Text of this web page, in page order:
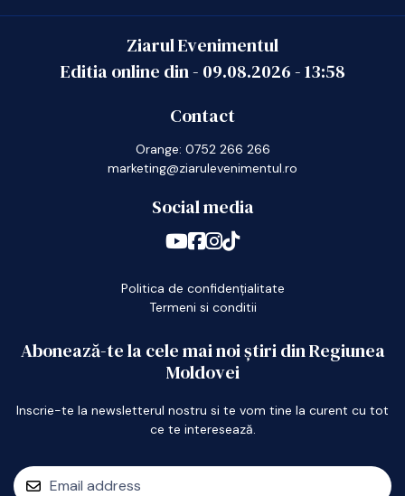
Ziarul Evenimentul
Editia online din - 09.08.2026-13:58
Contact
Orange: 0752 266 266
marketing@ziarulevenimentul.ro
Social media
Politica de confidențialitate
Termeni si conditii
Abonează-te la cele mai noi știri din Regiunea
Moldovei
Inscrie-te la newsletterul nostru si te vom tine la curent cu tot
ce te interesează.